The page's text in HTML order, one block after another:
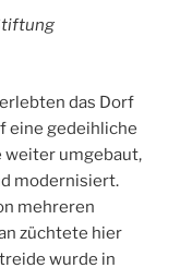
das Dorf
eine gedeihliche
weiter umgebaut,
modernisiert.
mehreren
züchtete hier
wurde in